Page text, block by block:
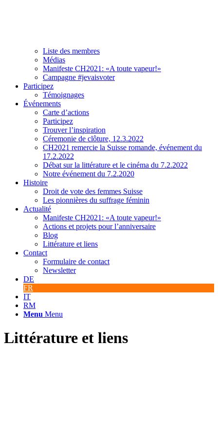
Liste des membres
Médias
Manifeste CH2021: «A toute vapeur!»
Campagne #jevaisvoter
Participez
Témoignages
Événements
Carte d’actions
Participez
Trouver l’inspiration
Céremonie de clôture, 12.3.2022
CH2021 remercie la Suisse romande, événement du
17.2.2022
Débat sur la littérature et le cinéma du 7.2.2022
Notre événement du 7.2.2020
Histoire
Droit de vote des femmes Suisse
Les pionnières du suffrage féminin
Actualité
Manifeste CH2021: «A toute vapeur!»
Actions et projets pour l’anniversaire
Blog
Littérature et liens
Contact
Formulaire de contact
Newsletter
DE
FR
IT
RM
Menu Menu
Littérature et liens